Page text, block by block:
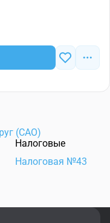
(САО)
Налоговые
Налоговая №43